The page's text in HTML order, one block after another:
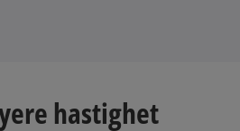
hastighet